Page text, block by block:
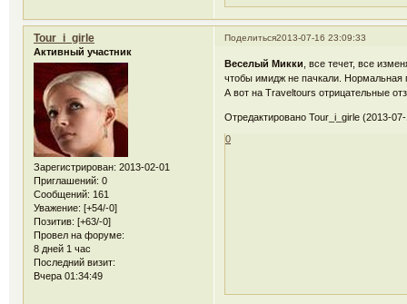
Поделиться2013-07-16 23:09:33
Tour_i_girle
Активный участник
Зарегистрирован: 2013-02-01
Приглашений: 0
Сообщений: 161
Уважение: [+54/-0]
Позитив: [+63/-0]
Провел на форуме:
8 дней 1 час
Последний визит:
Вчера 01:34:49
Веселый Микки , все течет, все
чтобы имидж не пачкали. Нормальная
А вот на Traveltours отрицательные
Отредактировано Tour_i_girle (2013-
0